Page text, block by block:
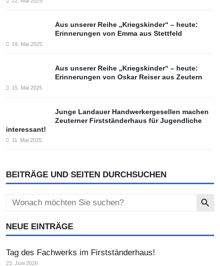
Aus unserer Reihe „Kriegskinder“ – heute:
Erinnerungen von Emma aus Stettfeld
19. Mai 2025
Aus unserer Reihe „Kriegskinder“ – heute:
Erinnerungen von Oskar Reiser aus Zeutern
15. Mai 2025
Junge Landauer Handwerkergesellen machen
Zeuterner Firstständerhaus für Jugendliche
interessant!
11. Mai 2025
BEITRÄGE UND SEITEN DURCHSUCHEN
Search
for:
NEUE EINTRÄGE
Tag des Fachwerks im Firstständerhaus!
23. Juni 2026